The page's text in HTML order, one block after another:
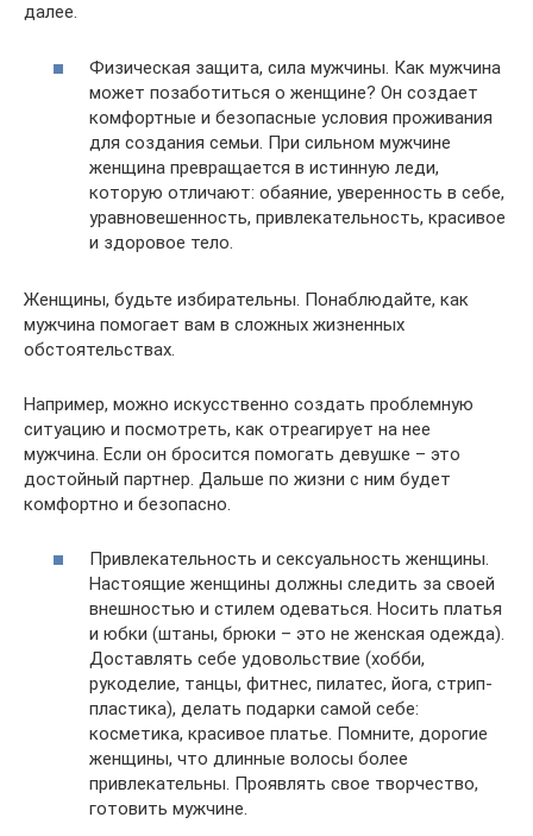
далее.
Физическая защита, сила мужчины. Как мужчина
может позаботиться о женщине? Он создает
комфортные и безопасные условия проживания
для создания семьи. При сильном мужчине
женщина превращается в истинную леди,
которую отличают: обаяние, уверенность в себе,
уравновешенность, привлекательность, красивое
и здоровое тело.
Женщины, будьте избирательны. Понаблюдайте, как
мужчина помогает вам в сложных жизненных
обстоятельствах.
Например, можно искусственно создать проблемную
ситуацию и посмотреть, как отреагирует на нее
мужчина. Если он бросится помогать девушке – это
достойный партнер. Дальше по жизни с ним будет
комфортно и безопасно.
Привлекательность и сексуальность женщины.
Настоящие женщины должны следить за своей
внешностью и стилем одеваться. Носить платья
и юбки (штаны, брюки – это не женская одежда).
Доставлять себе удовольствие (хобби,
рукоделие, танцы, фитнес, пилатес, йога, стрип-
пластика), делать подарки самой себе:
косметика, красивое платье. Помните, дорогие
женщины, что длинные волосы более
привлекательны. Проявлять свое творчество,
готовить мужчине.